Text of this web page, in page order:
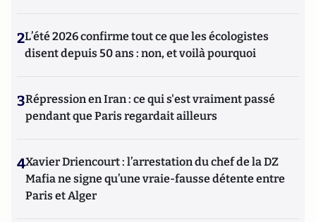
2L’été 2026 confirme tout ce que les écologistes
disent depuis 50 ans : non, et voilà pourquoi
3Répression en Iran : ce qui s'est vraiment passé
pendant que Paris regardait ailleurs
4Xavier Driencourt : l’arrestation du chef de la DZ
Mafia ne signe qu’une vraie-fausse détente entre
Paris et Alger